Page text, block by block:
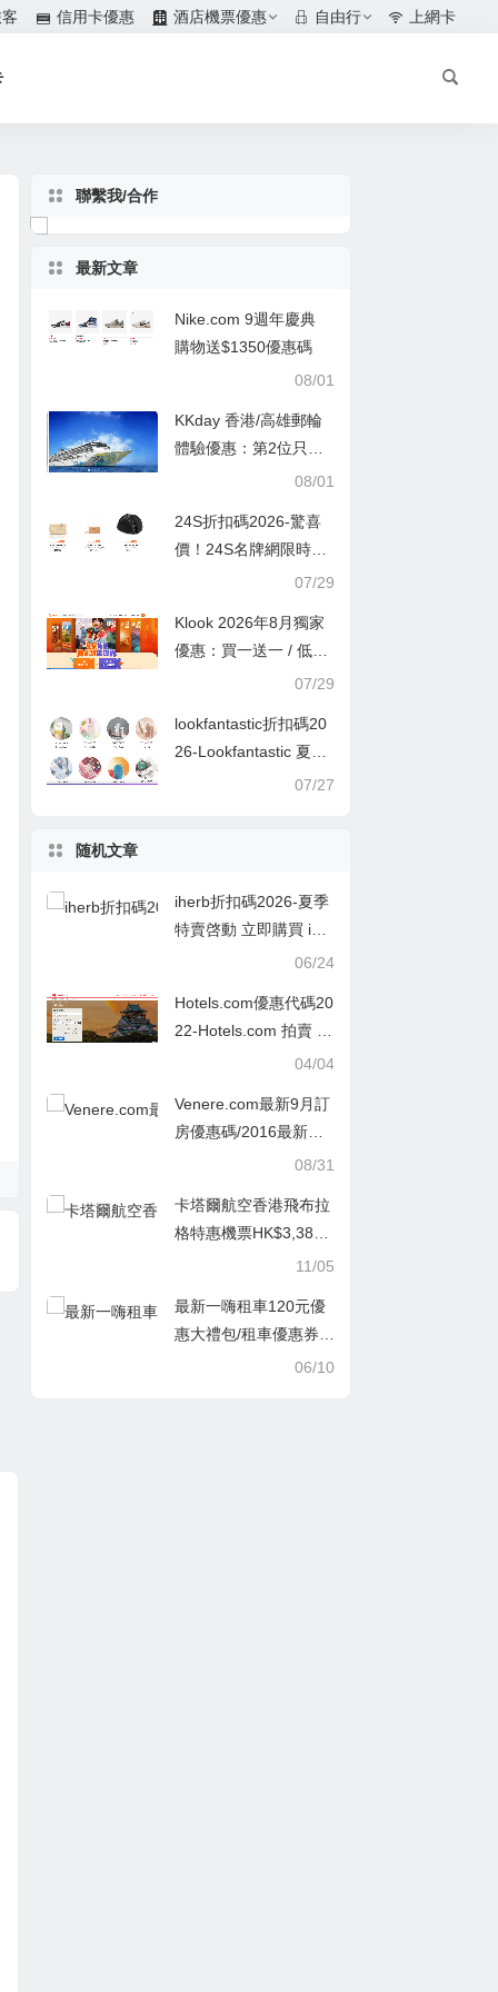
信用卡優惠 酒店機票優惠 自由行 上網卡
聯繫我/合作
最新文章
Nike.com 9週年慶典
購物送$1350優惠碼
08/01
KKday 香港/高雄郵輪
體驗優惠：第2位只需
08/01
24S折扣碼2026-驚喜
價！24S名牌網限時9
折！Louis Vuitton 精選
72折！
07/29
Klook 2026年8月獨家
優惠：買一送一 / 低至
07/29
lookfantastic折扣碼20
26-Lookfantastic 夏日
優惠低至65折優惠碼
07/27
随机文章
iherb折扣碼2026-夏季
特賣啓動 立即購買 iHe
rb官網：夏季特賣啓動
06/24
Hotels.com優惠代碼20
22-Hotels.com 拍賣 –
享受大阪酒店預訂最高
04/04
Venere.com最新9月訂
房優惠碼/2016最新優
惠折扣碼/出行預訂優惠
08/31
卡塔爾航空香港飛布拉
格特惠機票HK$3,387
起/3人同行+30kg行李,
11/05
最新一嗨租車120元優
惠大禮包/租車優惠券領
取/2016一嗨租車優惠
06/10